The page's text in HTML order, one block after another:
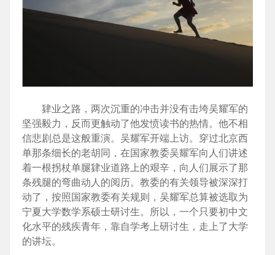
肄业之路，两次沉重的冲击并没有击垮吴耀军的
坚强毅力，反而更触动了他发愤读书的热情。他不相
信悲剧总是这般重演。吴耀军开端上访。穿过北京西
单那条细长的老胡同，在国家教委吴耀军向人们讲述
着一根拐杖单腿肄业道路上的艰辛，向人们展示了那
条残腿的弯曲动人的阅历。教委的有关领导被深深打
动了，按照国家教委有关规则，吴耀军总算被选取为
宁夏大学数学系硕士研讨生。所以，一个只要初中文
化水平的残疾青年，靠自学考上研讨生，走上了大学
的讲坛。